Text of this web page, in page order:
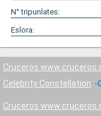
N° tripunlates:
Eslora:
Cruceros
Celebrity Constellation
Cruceros